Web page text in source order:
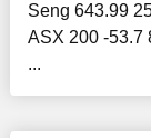
Seng 643.99
ASX 200 -53.7
...